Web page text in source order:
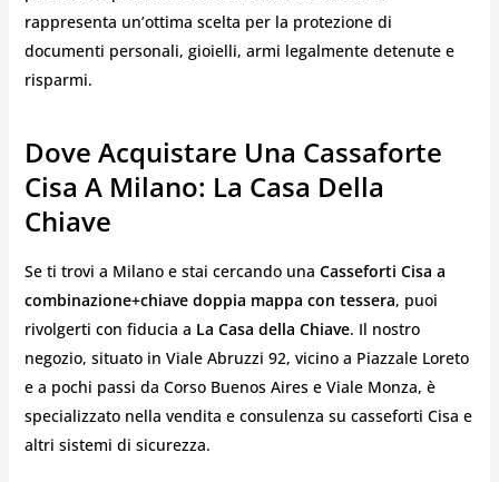
rappresenta un’ottima scelta per la protezione di
documenti personali, gioielli, armi legalmente detenute e
risparmi.
Dove Acquistare Una Cassaforte
Cisa A Milano: La Casa Della
Chiave
Se ti trovi a Milano e stai cercando una Casseforti Cisa a
combinazione+chiave doppia mappa con tessera, puoi
rivolgerti con fiducia a La Casa della Chiave. Il nostro
negozio, situato in Viale Abruzzi 92, vicino a Piazzale Loreto
e a pochi passi da Corso Buenos Aires e Viale Monza, è
specializzato nella vendita e consulenza su casseforti Cisa e
altri sistemi di sicurezza.